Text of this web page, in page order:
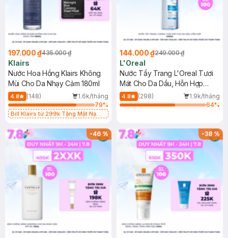
197.000 ₫435.000 ₫
Klairs
Nước Hoa Hồng Klairs Không
Mùi Cho Da Nhạy Cảm 180ml
4.8 (148)
1.6k/tháng
79%
Bill Klairs từ 299k Tặng Mặt Nạ
25ml (SL Có Hạn)
144.000 ₫249.000 ₫
L'Oreal
Nước Tẩy Trang L'Oreal Tươi
Mát Cho Da Dầu, Hỗn Hợp
400ml
4.8 (298)
1.9k/tháng
64%
-46% -38%